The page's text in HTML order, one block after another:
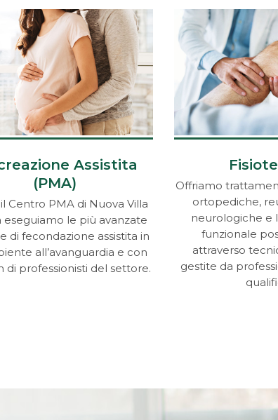
Assistita
(PMA)
Centro PMA di Nuova Villa
eseguiamo le più avanzate
di fecondazione assistita in
all’avanguardia e con
di professionisti del settore.
Offriamo
ortopediche,
neurologiche e
funzionale
attraverso
gestite da